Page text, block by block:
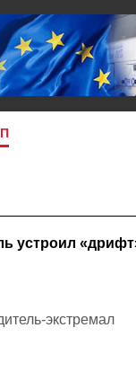
устроил
экстремал